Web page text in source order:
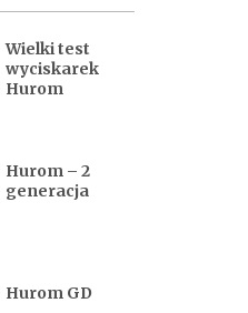
Wielki test
wyciskarek
Hurom
Hurom – 2
generacja
Hurom GD